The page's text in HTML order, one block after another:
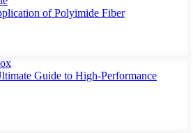
of Polyimide Fiber
Guide to High-Performance